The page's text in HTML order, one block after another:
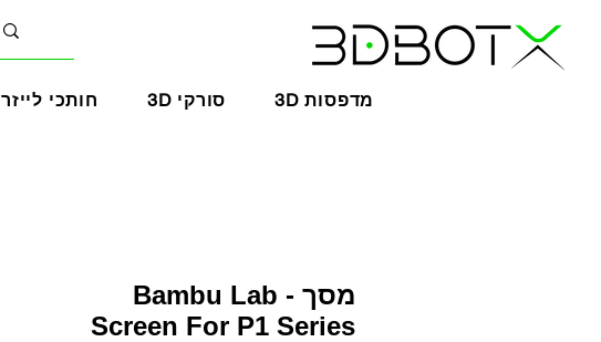
חותכי לייזר 3D סורקי 3D מדפסות
מסך - Bambu Lab
Screen For P1 Series